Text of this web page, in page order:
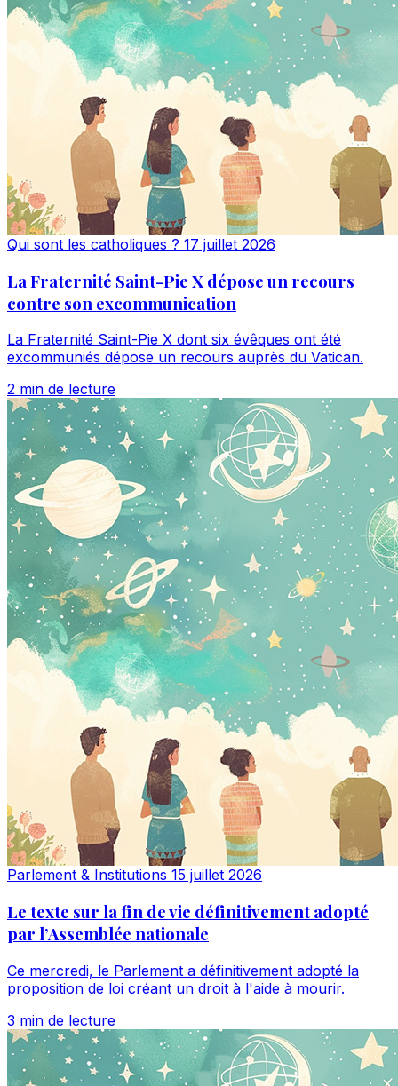
Qui sont les catholiques ? 17 juillet 2026
La Fraternité Saint-Pie X dépose un recours
contre son excommunication
La Fraternité Saint-Pie X dont six évêques ont été
excommuniés dépose un recours auprès du Vatican.
2 min de lecture
Parlement & Institutions 15 juillet 2026
Le texte sur la fin de vie définitivement adopté
par l’Assemblée nationale
Ce mercredi, le Parlement a définitivement adopté la
proposition de loi créant un droit à l'aide à mourir.
3 min de lecture